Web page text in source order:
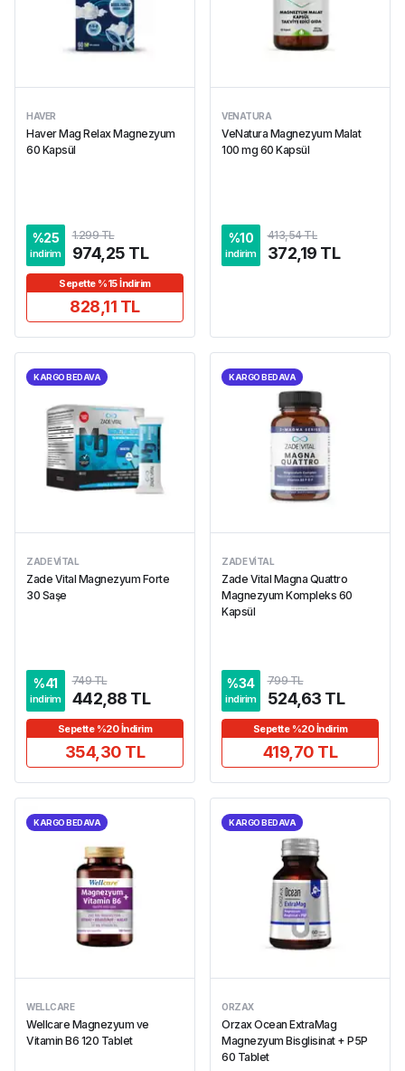
HAVER
Haver Mag Relax Magnezyum
60 Kapsül
%25
indirim
1.299 TL
974,25 TL
Sepette %15 İndirim
828,11 TL
VENATURA
VeNatura Magnezyum Malat
100 mg 60 Kapsül
%10
indirim
413,54 TL
372,19 TL
KARGO BEDAVA
ZADE VITAL
Zade Vital Magnezyum Forte
30 Saşe
%41
indirim
749 TL
442,88 TL
Sepette %20 İndirim
354,30 TL
KARGO BEDAVA
ZADE VITAL
Zade Vital Magna Quattro
Magnezyum Kompleks 60
Kapsül
%34
indirim
799 TL
524,63 TL
Sepette %20 İndirim
419,70 TL
KARGO BEDAVA
WELLCARE
Wellcare Magnezyum ve
Vitamin B6 120 Tablet
KARGO BEDAVA
ORZAX
Orzax Ocean ExtraMag
Magnezyum Bisglisinat + P5P
60 Tablet